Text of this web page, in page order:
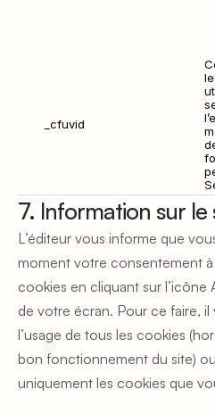
_cfuvid
7. Information sur le
L’éditeur vous informe que
moment votre consentement
cookies en cliquant sur l’icône
de votre écran. Pour ce faire,
l’usage de tous les cookies
bon fonctionnement du site)
uniquement les cookies que